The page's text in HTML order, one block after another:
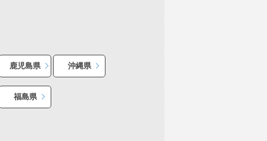
鹿児島県 沖縄県
福島県